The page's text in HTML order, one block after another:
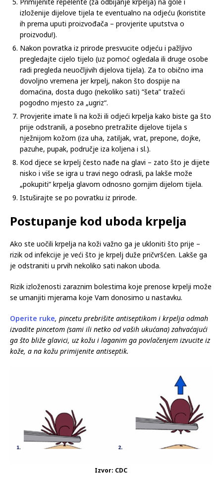
izloženije dijelove tijela te eventualno na odjeću (koristite
ih prema uputi proizvođača – provjerite uputstva o
proizvodu!).
Nakon povratka iz prirode presvucite odjeću i pažljivo
pregledajte cijelo tijelo (uz pomoć ogledala ili druge osobe
radi pregleda neuočljivih dijelova tijela). Za to obično ima
dovoljno vremena jer krpelj, nakon što dospije na
domaćina, dosta dugo (nekoliko sati) “šeta” tražeći
pogodno mjesto za „ugriz“.
Provjerite imate li na koži ili odjeći krpelja kako biste ga što
prije odstranili, a posebno pretražite dijelove tijela s
nježnijom kožom (iza uha, zatiljak, vrat, prepone, dojke,
pazuhe, pupak, područje iza koljena i sl.).
Kod djece se krpelj često nađe na glavi – zato što je dijete
nisko i više se igra u travi nego odrasli, pa lakše može
„pokupiti“ krpelja glavom odnosno gornjim dijelom tijela.
Istuširajte se po povratku iz prirode.
Postupanje kod uboda krpelja
Ako ste uočili krpelja na koži važno ga je ukloniti što prije –
rizik od infekcije je veći što je krpelj duže pričvršćen. Lakše ga
je odstraniti u prvih nekoliko sati nakon uboda.
Rizik izloženosti zaraznim bolestima koje prenose krpelji može
se umanjiti mjerama koje Vam donosimo u nastavku.
Operite ruke, pincetu prebrišite antiseptikom i krpelja odmah
izvadite pincetom (sami ili netko od vaših ukućana) zahvaćajući
ga što bliže glavici, uz kožu i laganim ga povlačenjem izvucite iz
kože, a na kožu primijenite antiseptik.
Izvor: CDC